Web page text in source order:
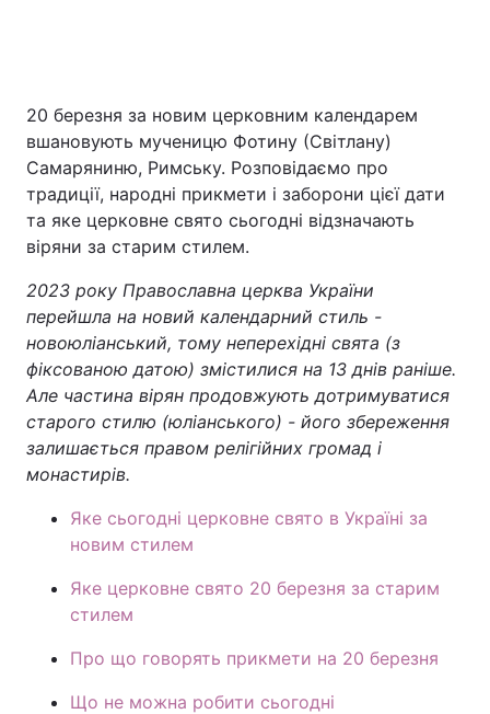
Україна Політика
Економіка Світ
Техно і зв'язок Лайт
Зброя Інциденти
Здоров'я Туризм
Цікавинки Погода
Екологія
Лонгріди
Відео з Youtube Статті
20 березня за новим церковним календарем
вшановують мученицю Фотину (Світлану)
Самаряниню, Римську. Розповідаємо про
традиції, народні прикмети і заборони цієї дати
та яке церковне свято сьогодні відзначають
віряни за старим стилем.
2023 року Православна церква України
перейшла на новий календарний стиль -
новоюліанський, тому неперехідні свята (з
фіксованою датою) змістилися на 13 днів раніше.
Але частина вірян продовжують дотримуватися
старого стилю (юліанського) - його збереження
залишається правом релігійних громад і
монастирів.
Яке сьогодні церковне свято в Україні за
новим стилем
Яке церковне свято 20 березня за старим
стилем
Про що говорять прикмети на 20 березня
Що не можна робити сьогодні